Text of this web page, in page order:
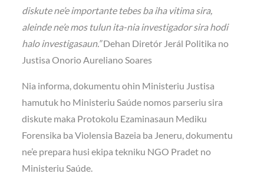
diskute ne’e importante tebes ba iha vitima sira,
aleinde ne’e mos tulun ita-nia investigador sira hodi
halo investigasaun.”Dehan Diretór Jerál Politika no
Justisa Onorio Aureliano Soares
Nia informa, dokumentu ohin Ministeriu Justisa
hamutuk ho Ministeriu Saúde nomos parseriu sira
diskute maka Protokolu Ezaminasaun Mediku
Forensika ba Violensia Bazeia ba Jeneru, dokumentu
ne’e prepara husi ekipa tekniku NGO Pradet no
Ministeriu Saúde.